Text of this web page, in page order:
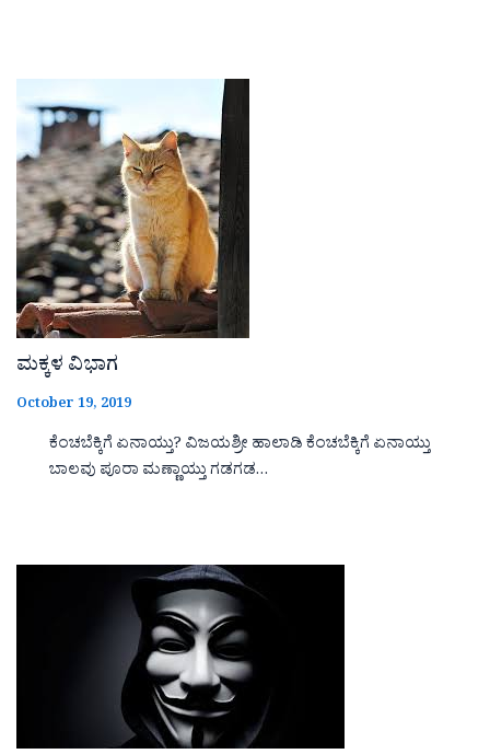
ಮಕ್ಕಳ ವಿಭಾಗ
October 19, 2019
ಕೆಂಚಬೆಕ್ಕಿಗೆ ಏನಾಯ್ತು? ವಿಜಯಶ್ರೀ ಹಾಲಾಡಿ ಕೆಂಚಬೆಕ್ಕಿಗೆ ಏನಾಯ್ತು
ಬಾಲವು ಪೂರಾ ಮಣ್ಣಾಯ್ತು ಗಡಗಡ…